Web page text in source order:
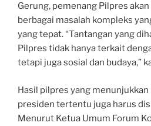
Gerung, pemenang Pilpres
berbagai masalah kompleks
yang tepat. “Tantangan yang
Pilpres tidak hanya terkait
tetapi juga sosial dan budaya,”
Hasil pilpres yang
presiden tertentu juga harus
Menurut Ketua Umum Forum